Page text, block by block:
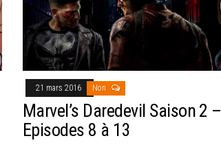
21 mars 2016 Non
Marvel’s Daredevil Saison 2 –
Episodes 8 à 13